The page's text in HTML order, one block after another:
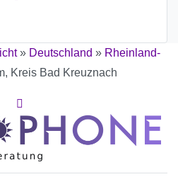
» Deutschland » Rheinland-
Kreis Bad Kreuznach